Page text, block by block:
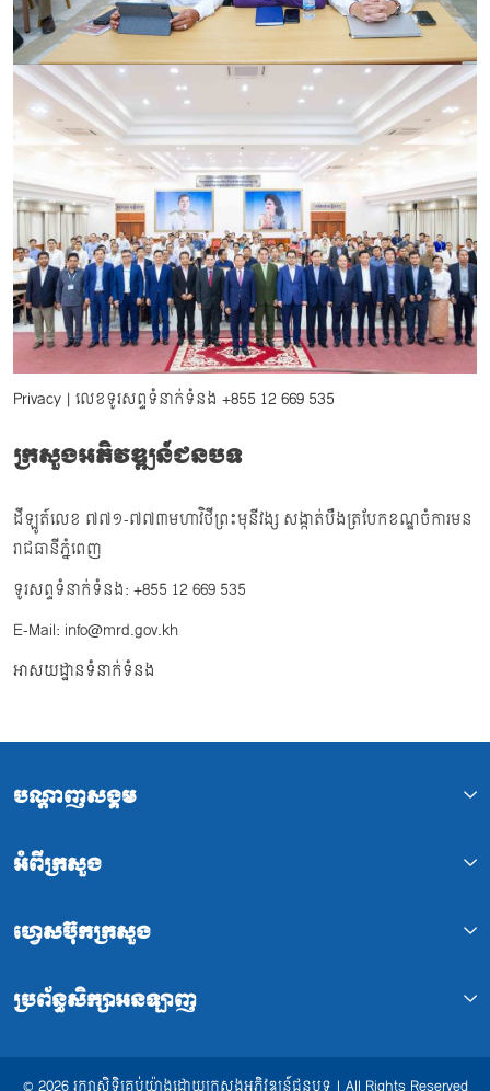
Privacy | លេខទូរសព្ទទំនាក់ទំនង +855 12 669 535
ក្រសួងអភិវឌ្ឍន៍ជនបទ
ដីឡូត៍លេខ ៧៧១-៧៧៣មហាវិថីព្រះមុនីវង្ស សង្កាត់បឹងត្របែកខណ្ឌចំការមន
រាជធានីភ្នំពេញ
ទូរសព្ទទំនាក់ទំនង: +855 12 669 535
E-Mail: info@mrd.gov.kh
អាសយដ្ឋានទំនាក់ទំនង
បណ្ដាញសង្គម
អំពីក្រសួង
ហ្វេសប៊ុកក្រសួង
ប្រព័ន្ធសិក្សាអនឡាញ